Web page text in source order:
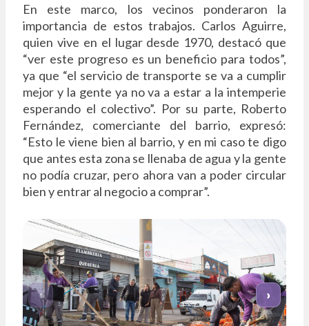
En este marco, los vecinos ponderaron la
importancia de estos trabajos. Carlos Aguirre,
quien vive en el lugar desde 1970, destacó que
“ver este progreso es un beneficio para todos”,
ya que “el servicio de transporte se va a cumplir
mejor y la gente ya no va a estar a la intemperie
esperando el colectivo”. Por su parte, Roberto
Fernández, comerciante del barrio, expresó:
“Esto le viene bien al barrio, y en mi caso te digo
que antes esta zona se llenaba de agua y la gente
no podía cruzar, pero ahora van a poder circular
bien y entrar al negocio a comprar”.
‹ ›